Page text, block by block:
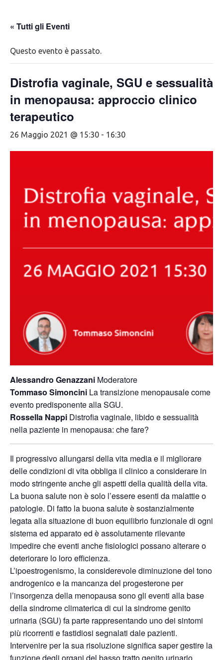
« Tutti gli Eventi
Questo evento è passato.
Distrofia vaginale, SGU e sessualità
in menopausa: approccio clinico
terapeutico
26 Maggio 2021 @ 15:30 - 16:30
Alessandro Genazzani Moderatore
Tommaso Simoncini La transizione menopausale come
evento predisponente alla SGU.
Rossella Nappi Distrofia vaginale, libido e sessualità
nella paziente in menopausa: che fare?
Il progressivo allungarsi della vita media e il migliorare
delle condizioni di vita obbliga il clinico a considerare in
modo stringente anche gli aspetti della qualità della vita.
La buona salute non è solo l’essere esenti da malattie o
patologie. Di fatto la buona salute è sostanzialmente
legata alla situazione di buon equilibrio funzionale di ogni
sistema ed apparato ed è assolutamente rilevante
impedire che eventi anche fisiologici possano alterare o
deteriorare lo loro efficienza.
L’ipoestrogenismo, la considerevole diminuzione del tono
androgenico e la mancanza del progesterone per
l’insorgenza della menopausa sono gli eventi alla base
della sindrome climaterica di cui la sindrome genito
urinaria (SGU) fa parte rappresentando uno dei sintomi
più ricorrenti e fastidiosi segnalati dale pazienti.
Intervenire per la sua risoluzione significa saper gestire la